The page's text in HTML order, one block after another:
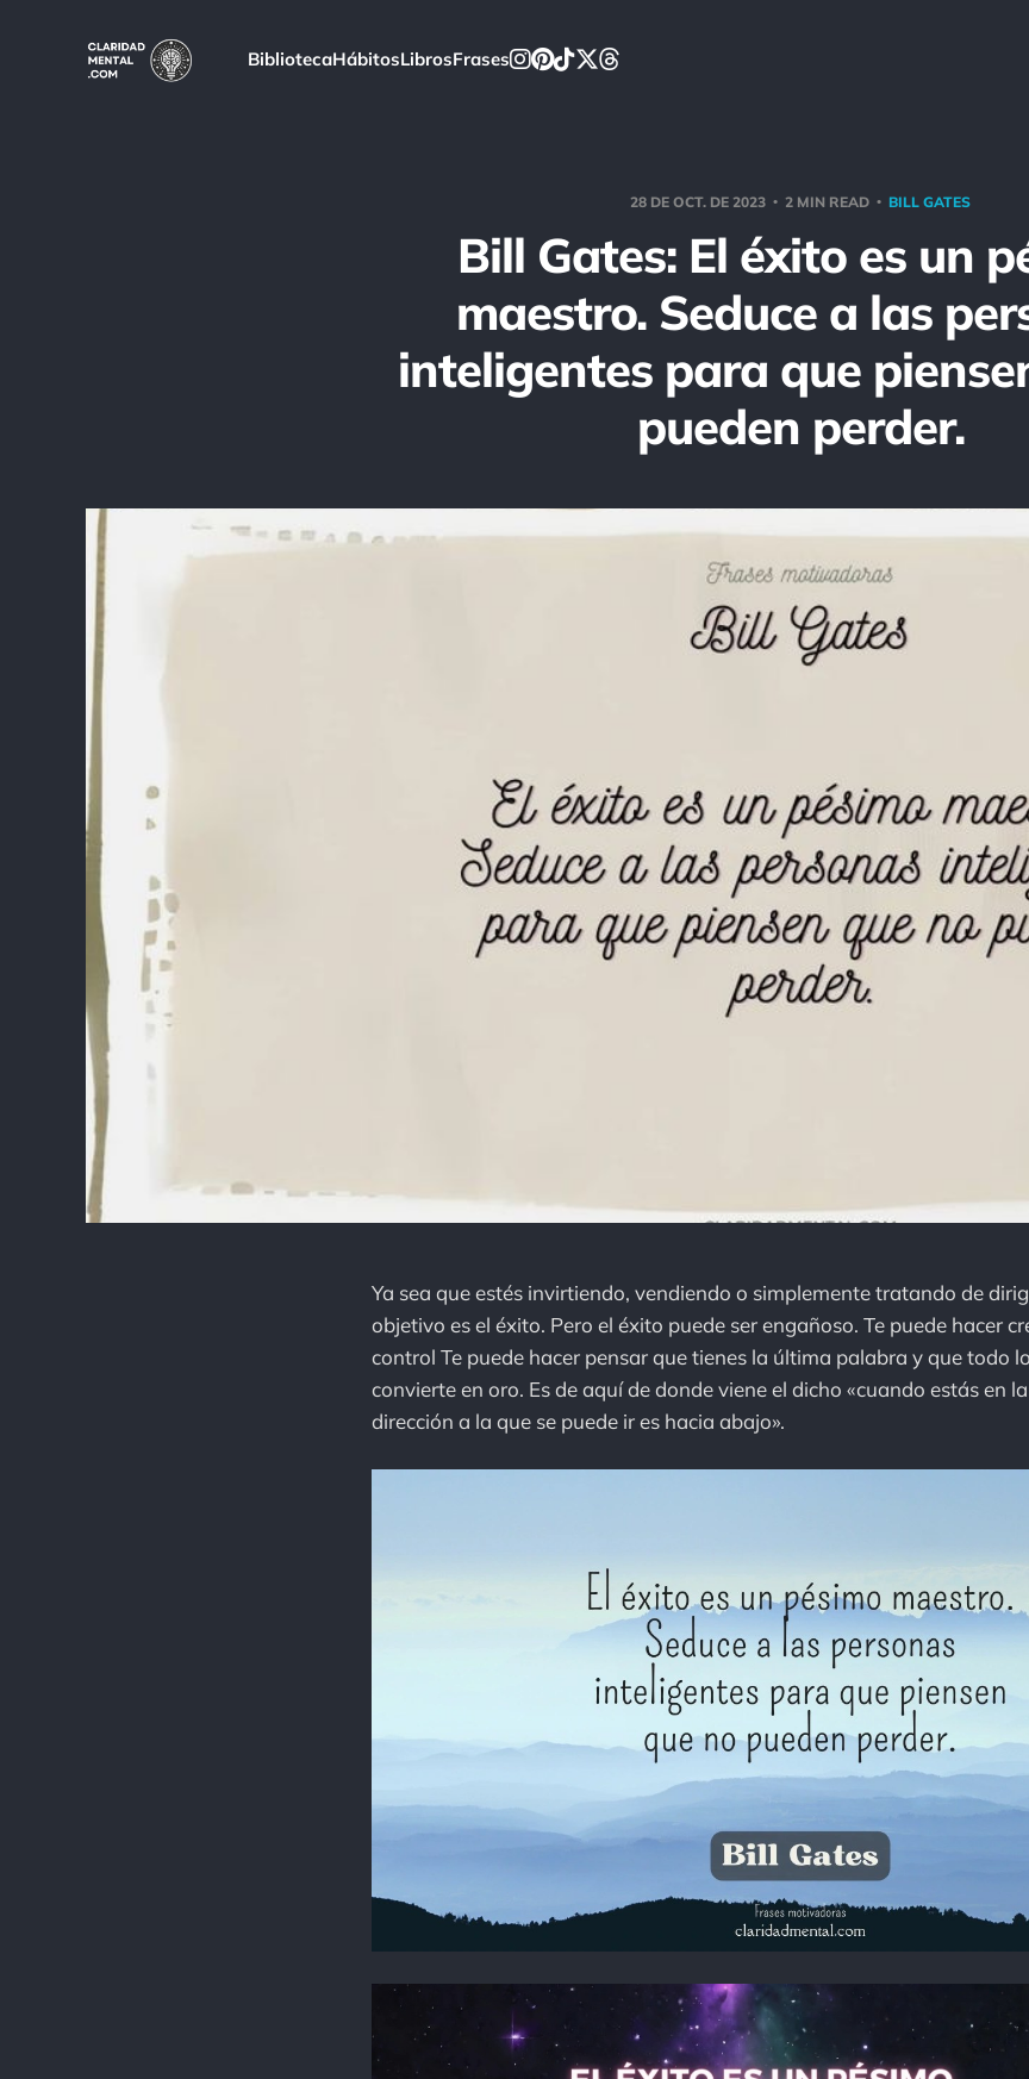
BibliotecaHábitosLibrosFrases
28 DE OCT. DE 2023 2 MIN READ BILL GATES
Bill Gates: El éxito es un
maestro. Seduce a las
inteligentes para que
pueden perder.
Ya sea que estés invirtiendo, vendiendo o simplemente tratando de
objetivo es el éxito. Pero el éxito puede ser engañoso. Te puede hacer
control Te puede hacer pensar que tienes la última palabra y que todo
convierte en oro. Es de aquí de donde viene el dicho «cuando estás en
dirección a la que se puede ir es hacia abajo».